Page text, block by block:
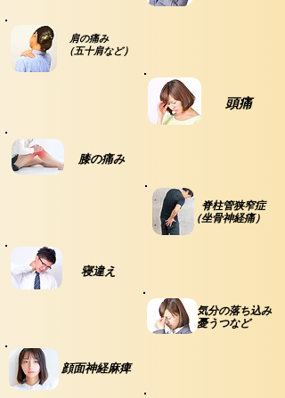
肩の痛み​
（五十肩など）
​ 頭痛
​ 膝の痛み
脊柱管狭窄症
​ （坐骨神経痛）
​ 寝違え
気分の落ち込み
憂うつなど
​ 顔面神経麻痺